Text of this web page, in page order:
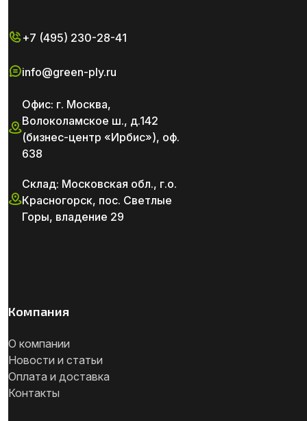
+7 (495) 230-28-41
info@green-ply.ru
Офис: г. Москва,
Волоколамское ш., д.142
(бизнес-центр «Ирбис»), оф.
638
Склад: Московская обл., г.о.
Красногорск, пос. Светлые
Горы, владение 29
Компания
О компании
Новости и статьи
Оплата и доставка
Контакты